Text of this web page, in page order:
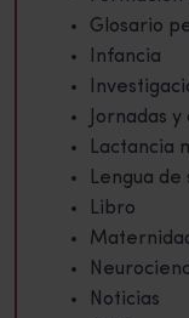
Glosario
Infancia
Jornadas
Lactancia
Lengua de
Libro
Noticias